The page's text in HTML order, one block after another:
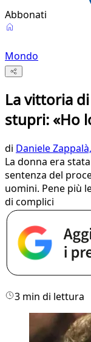
Abbonati
Mondo
La vittoria
stupri: «Ho
di Daniele
La donna era
sentenza del
uomini. Pene più
di complici
3 min di lettura